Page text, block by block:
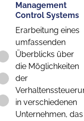
Management
Control Systems
Erarbeitung eines
umfassenden
Überblicks über
die Möglichkeiten
der
in verschiedenen
Unternehmen, das